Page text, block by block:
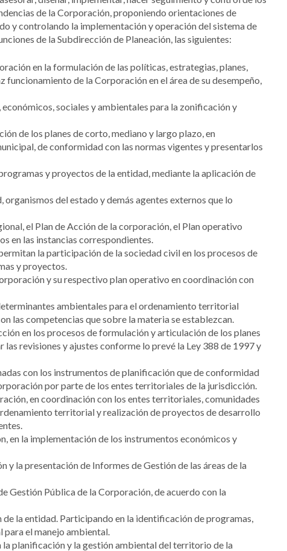
de la Corporación, proponiendo orientaciones de
y controlando la implementación y operación del sistema de
de la Subdirección de Planeación, las siguientes:
en la formulación de las políticas, estrategias, planes,
de la Corporación en el área de su desempeño,
sociales y ambientales para la zonificación y
de los planes de corto, mediano y largo plazo, en
de conformidad con las normas vigentes y presentarlos
y proyectos de la entidad, mediante la aplicación de
del estado y demás agentes externos que lo
el Plan de Acción de la corporación, el Plan operativo
en las instancias correspondientes.
la participación de la sociedad civil en los procesos de
y proyectos.
y su respectivo plan operativo en coordinación con
ambientales para el ordenamiento territorial
las competencias que sobre la materia se establezcan.
en los procesos de formulación y articulación de los planes
revisiones y ajustes conforme lo prevé la Ley 388 de 1997 y
con los instrumentos de planificación que de conformidad
por parte de los entes territoriales de la jurisdicción.
en coordinación con los entes territoriales, comunidades
territorial y realización de proyectos de desarrollo
en la implementación de los instrumentos económicos y
y la presentación de Informes de Gestión de las áreas de la
Gestión Pública de la Corporación, de acuerdo con la
la entidad. Participando en la identificación de programas,
el manejo ambiental.
planificación y la gestión ambiental del territorio de la